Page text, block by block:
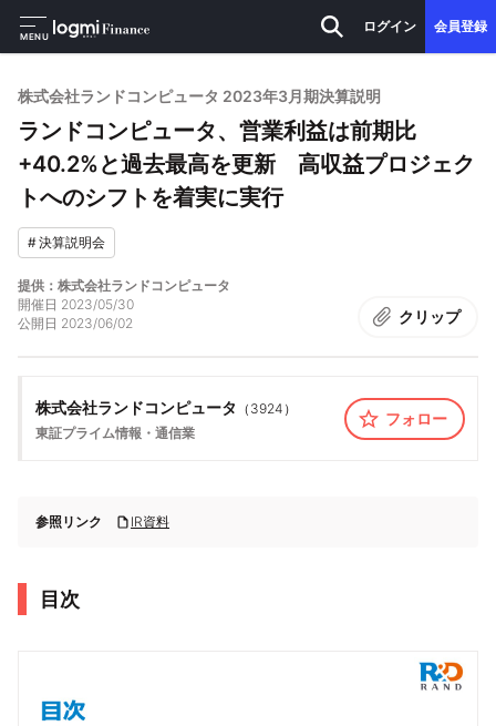
MENU
ログイン 会員登録
株式会社ランドコンピュータ 2023年3月期決算説明
ランドコンピュータ、営業利益は前期比
+40.2%と過去最高を更新 高収益プロジェク
トへのシフトを着実に実行
#決算説明会
提供：株式会社ランドコンピュータ
開催日 2023/05/30
公開日 2023/06/02 クリップ
株式会社ランドコンピュータ （ 3924 ）
東証プライム情報・通信業
フォロー
参照リンク IR資料
目次